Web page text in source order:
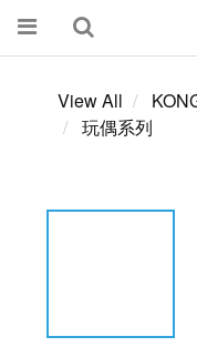
View All
玩偶系列